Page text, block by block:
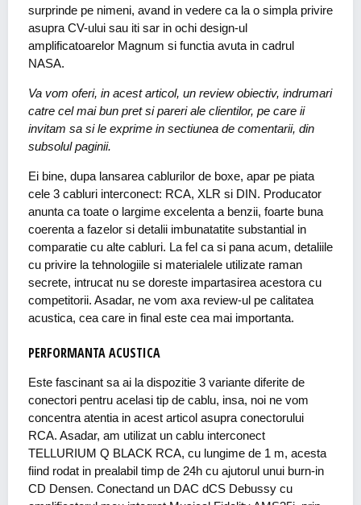
surprinde pe nimeni, avand in vedere ca la o simpla privire
asupra CV-ului sau iti sar in ochi design-ul
amplificatoarelor Magnum si functia avuta in cadrul
NASA.
Va vom oferi, in acest articol, un review obiectiv, indrumari
catre cel mai bun pret si pareri ale clientilor, pe care ii
invitam sa si le exprime in sectiunea de comentarii, din
subsolul paginii.
Ei bine, dupa lansarea cablurilor de boxe, apar pe piata
cele 3 cabluri interconect: RCA, XLR si DIN. Producator
anunta ca toate o largime excelenta a benzii, foarte buna
coerenta a fazelor si detalii imbunatatite substantial in
comparatie cu alte cabluri. La fel ca si pana acum, detaliile
cu privire la tehnologiile si materialele utilizate raman
secrete, intrucat nu se doreste impartasirea acestora cu
competitorii. Asadar, ne vom axa review-ul pe calitatea
acustica, cea care in final este cea mai importanta.
PERFORMANTA ACUSTICA
Este fascinant sa ai la dispozitie 3 variante diferite de
conectori pentru acelasi tip de cablu, insa, noi ne vom
concentra atentia in acest articol asupra conectorului
RCA. Asadar, am utilizat un cablu interconect
TELLURIUM Q BLACK RCA, cu lungime de 1 m, acesta
fiind rodat in prealabil timp de 24h cu ajutorul unui burn-in
CD Densen. Conectand un DAC dCS Debussy cu